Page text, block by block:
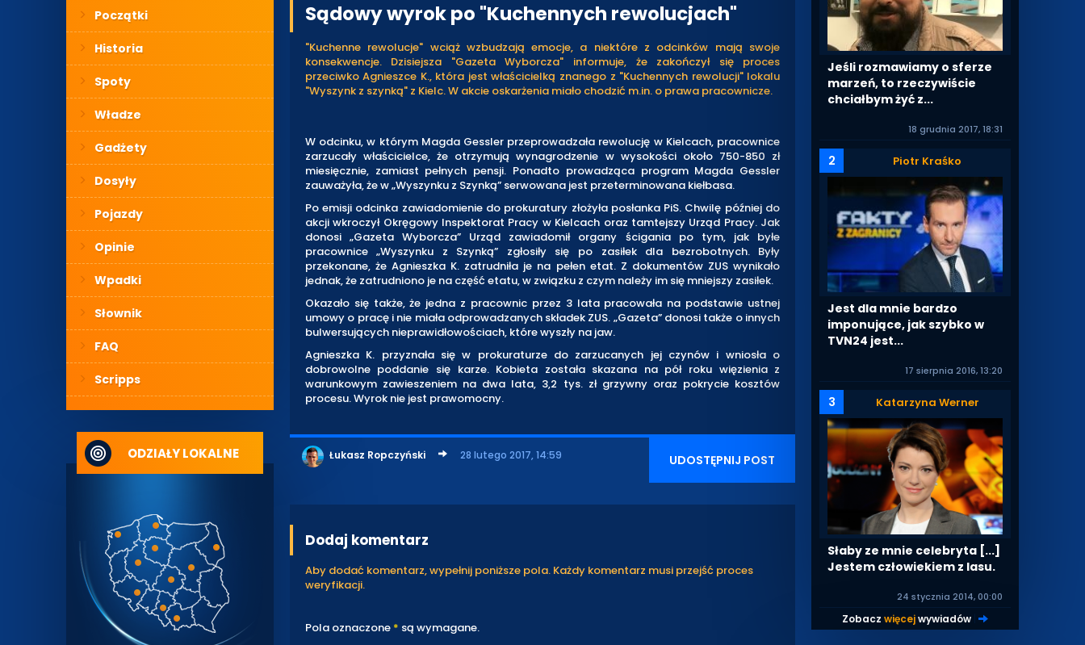
Początki
Historia
Spoty
Władze
Gadżety
Dosyły
Pojazdy
Opinie
Wpadki
Słownik
FAQ
Scripps
ODZIAŁY LOKALNE
Sądowy wyrok po "Kuchennych rewolucjach"
"Kuchenne rewolucje" wciąż wzbudzają emocje, a niektóre z odcinków mają swoje
konsekwencje. Dzisiejsza "Gazeta Wyborcza" informuje, że zakończył się proces
przeciwko Agnieszce K., która jest właścicielką znanego z "Kuchennych rewolucji" lokalu
"Wyszynk z szynką" z Kielc. W akcie oskarżenia miało chodzić m.in. o prawa pracownicze.
W odcinku, w którym Magda Gessler przeprowadzała rewolucję w Kielcach, pracownice
zarzucały właścicielce, że otrzymują wynagrodzenie w wysokości około 750-850 zł
miesięcznie, zamiast pełnych pensji. Ponadto prowadząca program Magda Gessler
zauważyła, że w „Wyszynku z Szynką” serwowana jest przeterminowana kiełbasa.
Po emisji odcinka zawiadomienie do prokuratury złożyła posłanka PiS. Chwilę później do
akcji wkroczył Okręgowy Inspektorat Pracy w Kielcach oraz tamtejszy Urząd Pracy. Jak
donosi „Gazeta Wyborcza” Urząd zawiadomił organy ścigania po tym, jak byłe
pracownice „Wyszynku z Szynką” zgłosiły się po zasiłek dla bezrobotnych. Były
przekonane, że Agnieszka K. zatrudniła je na pełen etat. Z dokumentów ZUS wynikało
jednak, że zatrudniono je na część etatu, w związku z czym należy im się mniejszy zasiłek.
Okazało się także, że jedna z pracownic przez 3 lata pracowała na podstawie ustnej
umowy o pracę i nie miała odprowadzanych składek ZUS. „Gazeta” donosi także o innych
bulwersujących nieprawidłowościach, które wyszły na jaw.
Agnieszka K. przyznała się w prokuraturze do zarzucanych jej czynów i wniosła o
dobrowolne poddanie się karze. Kobieta została skazana na pół roku więzienia z
warunkowym zawieszeniem na dwa lata, 3,2 tys. zł grzywny oraz pokrycie kosztów
procesu. Wyrok nie jest prawomocny.
Łukasz Ropczyński 28 lutego 2017, 14:59 UDOSTĘPNIJ POST
Dodaj komentarz
Aby dodać komentarz, wypełnij poniższe pola. Każdy komentarz musi przejść proces
weryfikacji.
Pola oznaczone * są wymagane.
Jeśli rozmawiamy o sferze
marzeń, to rzeczywiście
chciałbym żyć z...
18 grudnia 2017, 18:31
2 Piotr Kraśko
Jest dla mnie bardzo
imponujące, jak szybko w
TVN24 jest...
17 sierpnia 2016, 13:20
3 Katarzyna Werner
Słaby ze mnie celebryta [...]
Jestem człowiekiem z lasu.
24 stycznia 2014, 00:00
Zobaczwięcejwywiadów |